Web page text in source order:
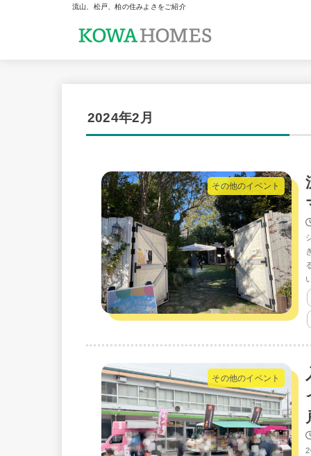
流山、松戸、柏の住みよさをご紹介
2024年2月
その他のイベント
その他のイベント